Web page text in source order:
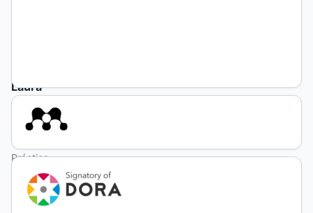
Laura
Delgado
Profesora
titular
Práctica
Docente del
Profesorado